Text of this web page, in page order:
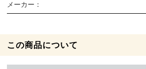
メーカー：
この商品について